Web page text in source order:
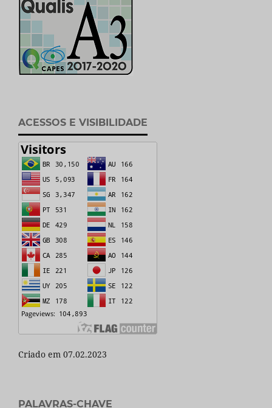
ACESSOS E VISIBILIDADE
Criado em 07.02.2023
PALAVRAS-CHAVE